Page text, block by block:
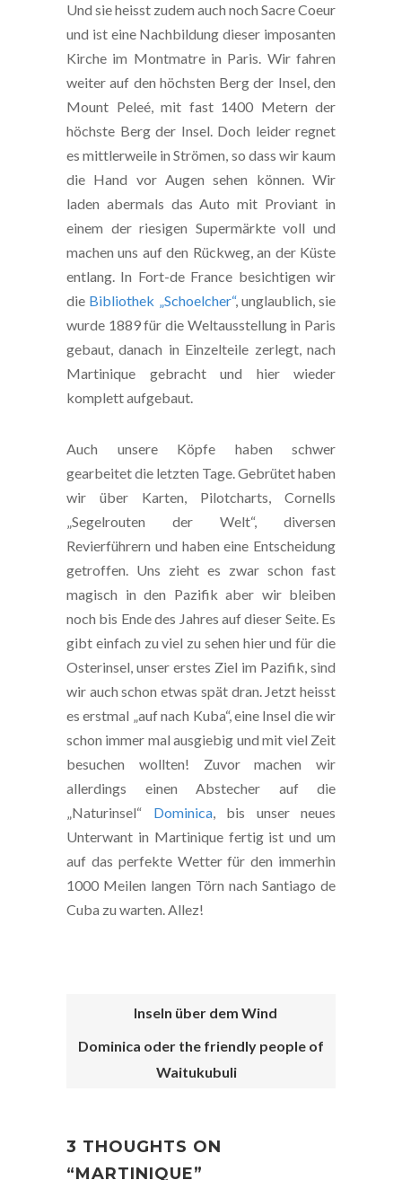
Und sie heisst zudem auch noch Sacre Coeur
und ist eine Nachbildung dieser imposanten
Kirche im Montmatre in Paris. Wir fahren
weiter auf den höchsten Berg der Insel, den
Mount Peleé, mit fast 1400 Metern der
höchste Berg der Insel. Doch leider regnet
es mittlerweile in Strömen, so dass wir kaum
die Hand vor Augen sehen können. Wir
laden abermals das Auto mit Proviant in
einem der riesigen Supermärkte voll und
machen uns auf den Rückweg, an der Küste
entlang. In Fort-de France besichtigen wir
die Bibliothek „Schoelcher“, unglaublich, sie
wurde 1889 für die Weltausstellung in Paris
gebaut, danach in Einzelteile zerlegt, nach
Martinique gebracht und hier wieder
komplett aufgebaut.
Auch unsere Köpfe haben schwer
gearbeitet die letzten Tage. Gebrütet haben
wir über Karten, Pilotcharts, Cornells
„Segelrouten der Welt“, diversen
Revierführern und haben eine Entscheidung
getroffen. Uns zieht es zwar schon fast
magisch in den Pazifik aber wir bleiben
noch bis Ende des Jahres auf dieser Seite. Es
gibt einfach zu viel zu sehen hier und für die
Osterinsel, unser erstes Ziel im Pazifik, sind
wir auch schon etwas spät dran. Jetzt heisst
es erstmal „auf nach Kuba“, eine Insel die wir
schon immer mal ausgiebig und mit viel Zeit
besuchen wollten! Zuvor machen wir
allerdings einen Abstecher auf die
„Naturinsel“ Dominica, bis unser neues
Unterwant in Martinique fertig ist und um
auf das perfekte Wetter für den immerhin
1000 Meilen langen Törn nach Santiago de
Cuba zu warten. Allez!
POST
NAVIGATION
Inseln über dem Wind
Dominica oder the friendly people of
Waitukubuli
3 THOUGHTS ON
“MARTINIQUE”